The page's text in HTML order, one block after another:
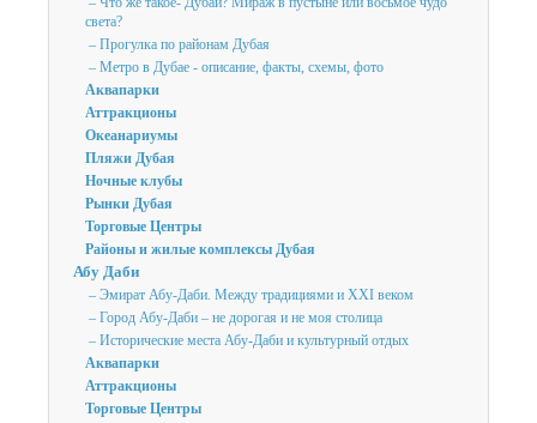
света?
– Прогулка по районам Дубая
– Метро в Дубае - описание, факты, схемы, фото
Аквапарки
Аттракционы
Океанариумы
Пляжи Дубая
Ночные клубы
Рынки Дубая
Торговые Центры
Районы и жилые комплексы Дубая
Абу Даби
– Эмират Абу-Даби. Между традициями и XXI веком
– Город Абу-Даби – не дорогая и не моя столица
– Исторические места Абу-Даби и культурный отдых
Аквапарки
Аттракционы
Торговые Центры